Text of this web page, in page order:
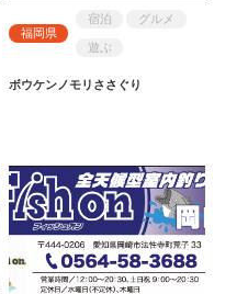
福岡県
宿泊 グルメ
遊ぶ
ボウケンノモリささぐり